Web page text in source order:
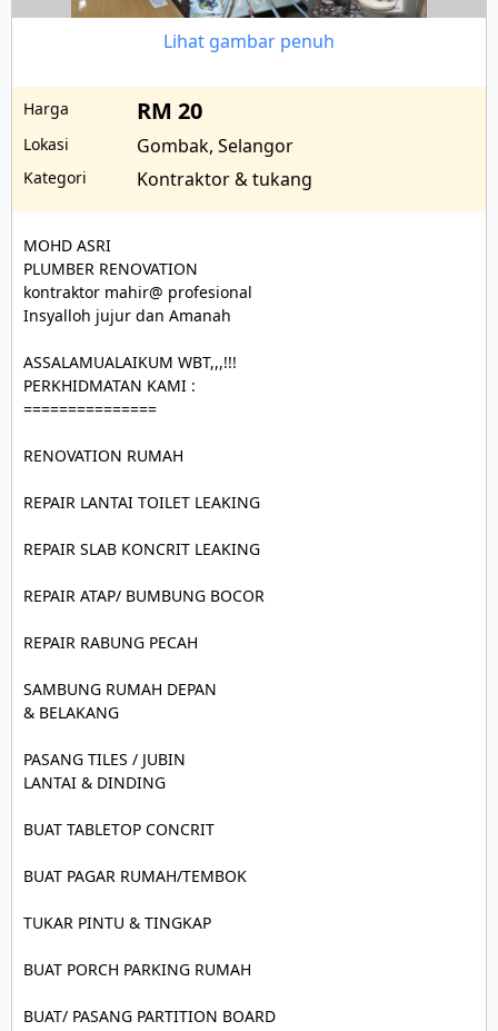
Lihat gambar penuh
Harga RM 20
Lokasi Gombak, Selangor
Kategori Kontraktor & tukang
MOHD ASRI
PLUMBER RENOVATION
kontraktor mahir@ profesional
Insyalloh jujur dan Amanah
ASSALAMUALAIKUM WBT,,,!!!
PERKHIDMATAN KAMI :
===============
RENOVATION RUMAH
REPAIR LANTAI TOILET LEAKING
REPAIR SLAB KONCRIT LEAKING
REPAIR ATAP/ BUMBUNG BOCOR
REPAIR RABUNG PECAH
SAMBUNG RUMAH DEPAN
& BELAKANG
PASANG TILES / JUBIN
LANTAI & DINDING
BUAT TABLETOP CONCRIT
BUAT PAGAR RUMAH/TEMBOK
TUKAR PINTU & TINGKAP
BUAT PORCH PARKING RUMAH
BUAT/ PASANG PARTITION BOARD